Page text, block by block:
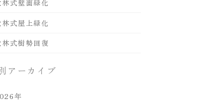
林式壁面緑化
林式屋上緑化
林式樹勢回復
アーカイブ
年